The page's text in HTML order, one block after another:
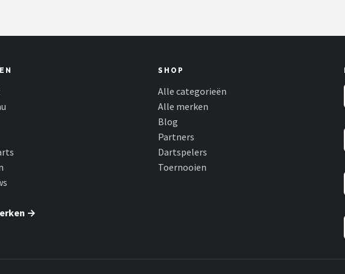
→
SHOP
Alle categorieën
Alle merken
Blog
Partners
Dartspelers
Toernooien